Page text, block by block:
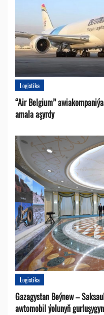
Logistika
“Air Belgium”
amala aşyrdy
Logistika
Gazagystan Beýnew –
awtomobil ýolunyň